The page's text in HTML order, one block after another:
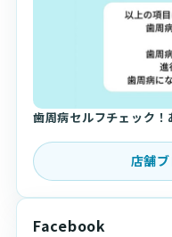
歯周病セルフチェック！
店舗
Facebook